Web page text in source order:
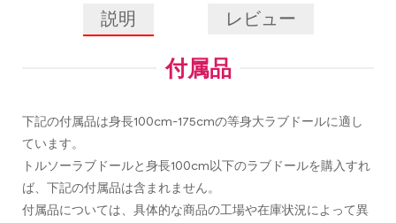
説明 レビュー
付属品
下記の付属品は身長100cm-175cmの等身大ラブドールに適し
ています。
トルソーラブドールと身長100cm以下のラブドールを購入すれ
ば、下記の付属品は含まれません。
付属品については、具体的な商品の工場や在庫状況によって異